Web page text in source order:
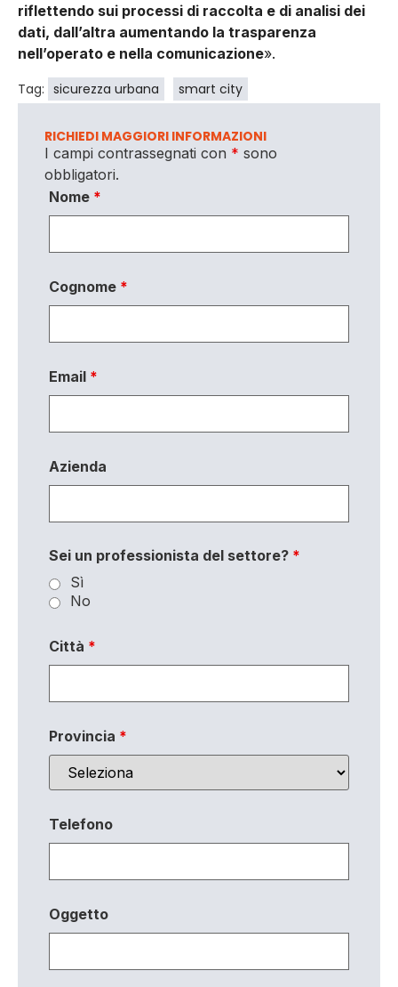
riflettendo sui processi di raccolta e di analisi dei
dati, dall’altra aumentando la trasparenza
nell’operato e nella comunicazione».
Tag: sicurezza urbana smart city
RICHIEDI MAGGIORI INFORMAZIONI
I campi contrassegnati con * sono
obbligatori.
Nome *
Cognome *
Email *
Azienda
Sei un professionista del settore? *
Sì
No
Città *
Provincia *
Telefono
Oggetto